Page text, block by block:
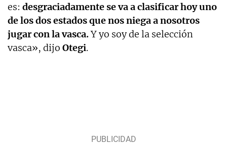
es: desgraciadamente se va a clasificar hoy uno
de los dos estados que nos niega a nosotros
jugar con la vasca.Y yo soy de la selección
vasca», dijo Otegi.